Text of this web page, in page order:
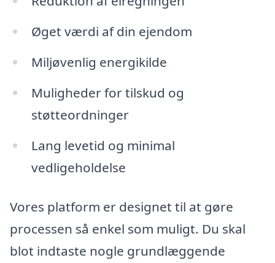
Øget værdi af din ejendom
Miljøvenlig energikilde
Muligheder for tilskud og
støtteordninger
Lang levetid og minimal
vedligeholdelse
Vores platform er designet til at gøre
processen så enkel som muligt. Du skal
blot indtaste nogle grundlæggende